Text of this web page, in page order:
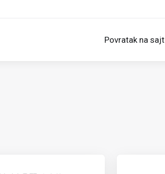
Povratak na sajt